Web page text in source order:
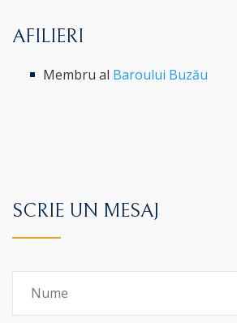
AFILIERI
Membru al Baroului Buzău
SCRIE UN MESAJ